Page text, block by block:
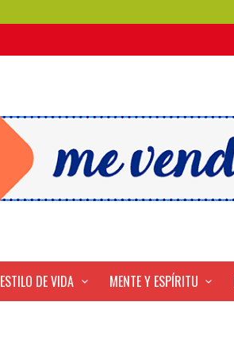
ESTILO DE VIDA MENTE Y ESPÍRITU